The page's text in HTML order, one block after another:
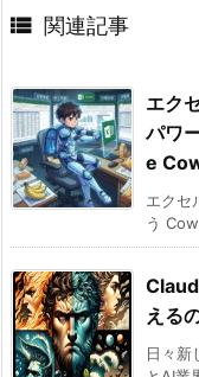
 関連記事
エク
パワ
e
エクセ
う
える
日々新